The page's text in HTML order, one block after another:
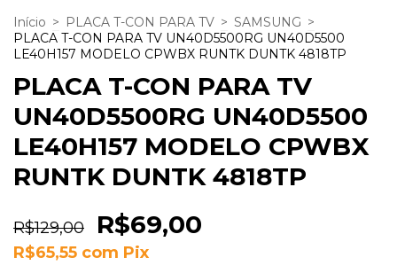
Início > PLACA T-CON PARA TV > SAMSUNG >
PLACA T-CON PARA TV UN40D5500RG UN40D5500
LE40H157 MODELO CPWBX RUNTK DUNTK 4818TP
PLACA T-CON PARA TV
UN40D5500RG UN40D5500
LE40H157 MODELO CPWBX
RUNTK DUNTK 4818TP
R$129,00 R$69,00
R$65,55 com Pix